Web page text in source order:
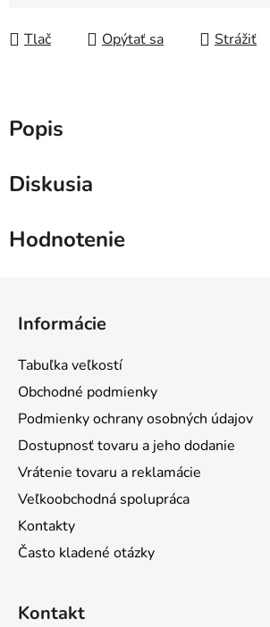
Tlač Opýtať sa Strážiť
Popis
Diskusia
Hodnotenie
Informácie
Tabuľka veľkostí
Obchodné podmienky
Podmienky ochrany osobných údajov
Dostupnosť tovaru a jeho dodanie
Vrátenie tovaru a reklamácie
Veľkoobchodná spolupráca
Kontakty
Často kladené otázky
Kontakt